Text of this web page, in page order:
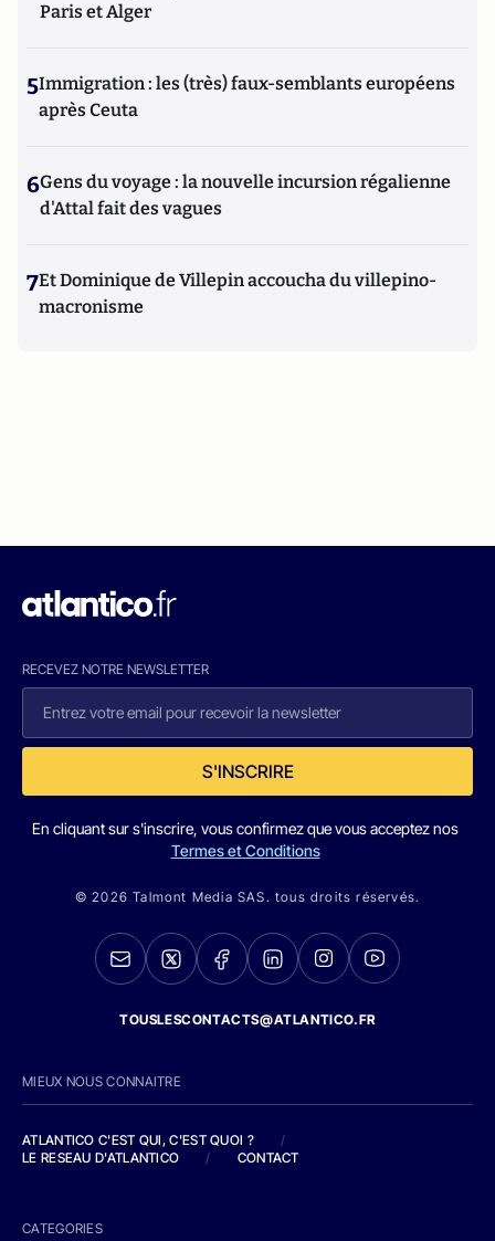
Paris et Alger
5Immigration : les (très) faux-semblants européens
après Ceuta
6Gens du voyage : la nouvelle incursion régalienne
d'Attal fait des vagues
7Et Dominique de Villepin accoucha du villepino-
macronisme
RECEVEZ NOTRE NEWSLETTER
S'INSCRIRE
En cliquant sur s'inscrire, vous confirmez que vous acceptez nos
Termes et Conditions
© 2026 Talmont Media SAS. tous droits réservés.
TOUSLESCONTACTS@ATLANTICO.FR
MIEUX NOUS CONNAITRE
ATLANTICO C'EST QUI, C'EST QUOI ?
/
LE RESEAU D'ATLANTICO
/ CONTACT
CATEGORIES